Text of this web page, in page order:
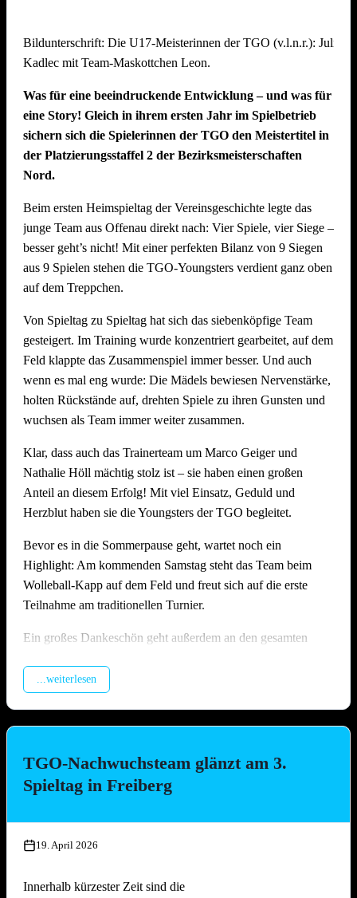
kämpften sie sich bis ins Finale und belegten am Ende einen
hervorragenden zweiten Platz. Eine echte Freude für den
gesamten Verein! Dabei konnten sie im Halbfinale das
vereinsinterne Duell gegen das Team „SpätMelder“, das die
Gruppenphase nach Tiebreak auf Rang 1 beendete, für sich
entscheiden.
Die Seegurken holen den Wanderpokal
Turniersieger wurde das Team „Die Seegurken“ vom TSV
Untergruppenbach – und das hochverdient: Die Seegurken
ließen im gesamten Turnierverlauf kaum Schwächen
erkennen und mussten in der gesamten Gruppenphase und
den K.o.-Runden nur einen einzigen Satz abgeben – gegen
das spätere Drittplatzierte Team „SpätMelder“. Ein starkes
Zeichen der Dominanz des Teams, das auch im Finale
(21:18) stets die Kontrolle behielt. Herzlichen Glückwunsch!
Stimmung, Anlage und Bewirtung auf hohem Niveau
Wie schon in den Vorjahren zeigte die Offenauer
Möglichkeit die Felder zu bewässern, die Dusche direkt am
Feld und genügend schattige Plätze sorgten dafür, dass alle
trotz der Hitze gut durch den langen Tag kamen. Die
Bewirtung am Grillstand fand wieder großen Anklang und
wurde von vielen Seiten ausdrücklich gelobt. Ein besonderes
Dankeschön gilt hier unserem AbteilungsleiterMatthias
Höll, der die Bewirtung am Grill mit großem Einsatz
organisiert und durchgeführt hat – ohne ihn wäre das leibliche
und Spielfreude dabei waren. Und natürlich an alle
Helferinnen und Helfer, ohne die ein Turnier in dieser Form
schlicht nicht möglich wäre.
Die Platzierungen im Überblick:
2.
Bildunterschrift: Die U17-Meisterinnen der TGO (v.l.n.r.): Julie
Kadlec mit Team-Maskottchen Leon.
Was für eine beeindruckende Entwicklung – und was für
eine Story! Gleich in ihrem ersten Jahr im Spielbetrieb
sichern sich die Spielerinnen der TGO den Meistertitel in
der Platzierungsstaffel 2 der Bezirksmeisterschaften
Nord.
Beim ersten Heimspieltag der Vereinsgeschichte legte das
junge Team aus Offenau direkt nach: Vier Spiele, vier Siege –
besser geht’s nicht! Mit einer perfekten Bilanz von 9 Siegen
aus 9 Spielen stehen die TGO-Youngsters verdient ganz oben
auf dem Treppchen.
Von Spieltag zu Spieltag hat sich das siebenköpfige Team
gesteigert. Im Training wurde konzentriert gearbeitet, auf dem
Feld klappte das Zusammenspiel immer besser. Und auch
wenn es mal eng wurde: Die Mädels bewiesen Nervenstärke,
holten Rückstände auf, drehten Spiele zu ihren Gunsten und
wuchsen als Team immer weiter zusammen.
Klar, dass auch das Trainerteam um Marco Geiger und
Nathalie Höll mächtig stolz ist – sie haben einen großen
Anteil an diesem Erfolg! Mit viel Einsatz, Geduld und
Herzblut haben sie die Youngsters der TGO begleitet.
Bevor es in die Sommerpause geht, wartet noch ein
Highlight: Am kommenden Samstag steht das Team beim
Wolleball-Kapp auf dem Feld und freut sich auf die erste
Teilnahme am traditionellen Turnier.
Ein großes Dankeschön geht außerdem an den gesamten
Schröer, Aldi Fiolka und Jonathan Höll, die vor dem
Heimspieltag alle Hände voll zu tun hatten. Und natürlich
...weiterlesen
TGO-Nachwuchsteam glänzt am 3.
Spieltag in Freiberg
19. April 2026
Innerhalb kürzester Zeit sind die